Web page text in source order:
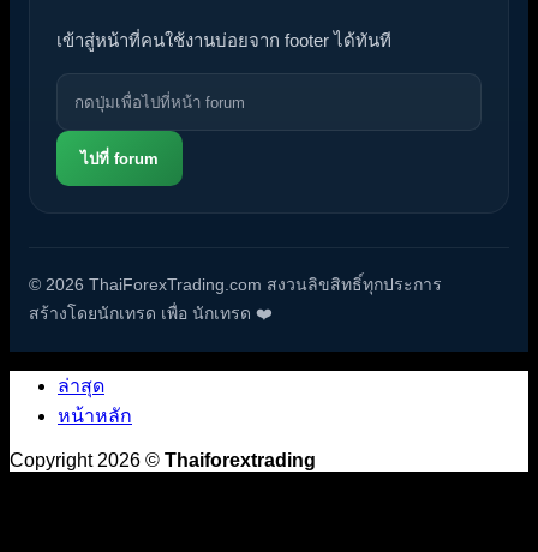
เข้าสู่หน้าที่คนใช้งานบ่อยจาก footer ได้ทันที
ไปที่ forum
© 2026 ThaiForexTrading.com สงวนลิขสิทธิ์ทุกประการ
สร้างโดยนักเทรด เพื่อ นักเทรด ❤️
ล่าสุด
หน้าหลัก
Copyright 2026 © Thaiforextrading